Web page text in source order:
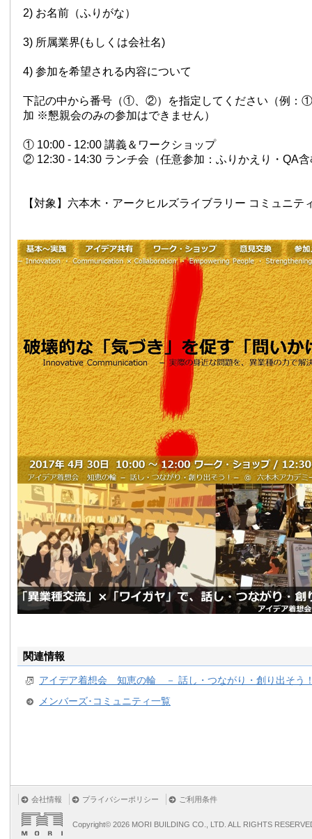
2) お名前（ふりがな）
3) 所属業界(もしくは会社名)
4) 参加を希望される内容について
下記の中から番号（①、②）を指定してください（例
加 ※懇親会のみの参加はできません）
① 10:00 - 12:00 講義＆ワークショップ
② 12:30 - 14:30 ランチ会（任意参加：ふりかえり・QA含
【対象】六本木・アークヒルズライブラリー コミュニテ
関連情報
アイデア着想会 知恵の輪 － 話し・つながり・創り出そう
メンバーズ･コミュニティ一覧
会社情報 プライバシーポリシー ご利用条件
Copyright© 2026 MORI BUILDING CO., LTD. ALL RIGHTS